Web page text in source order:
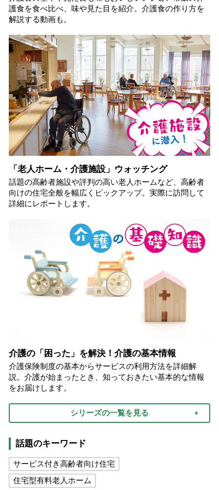
護食を食べ比べ、味や見た目を紹介。介護食の作り方を
解説する動画も。
「老人ホーム・介護施設」ウォッチング
話題の高齢者施設や評判の高い老人ホームなど、高齢者
向けの住宅全般を幅広くピックアップ。実際に訪問して
詳細にレポートします。
介護の「困った」を解決！介護の基本情報
介護保険制度の基本からサービスの利用方法を詳細解
説。介護が始まったとき、知っておきたい基本的な情報
をお届けします。
シリーズの一覧を見る
話題のキーワード
サービス付き高齢者向け住宅
住宅型有料老人ホーム